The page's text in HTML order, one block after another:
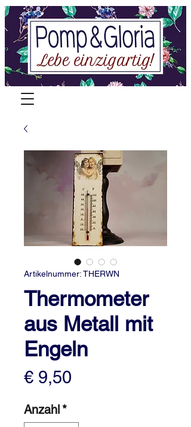
Artikelnummer: THERWN
Thermometer
aus Metall mit
Engeln
€ 9,50
Anzahl*